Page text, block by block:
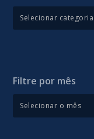
Filtre por mês